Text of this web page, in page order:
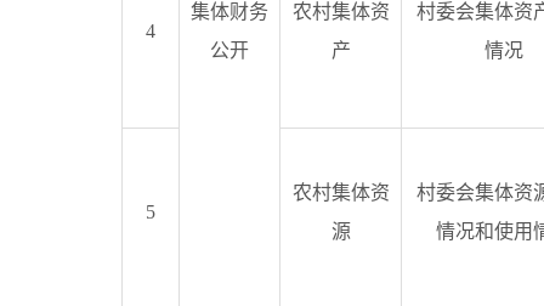
集体财务
公开
4
农村集体资
产
村委会集体资
情况
5
农村集体资
源
村委会集体资
情况和使用